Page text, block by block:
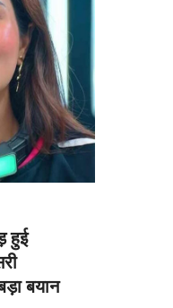
हुई
बयान